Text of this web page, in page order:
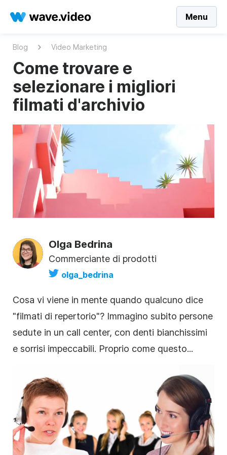
Menu
Blog Video Marketing
Come trovare e
selezionare i migliori
filmati d'archivio
Olga Bedrina
Commerciante di prodotti
olga_bedrina
Cosa vi viene in mente quando qualcuno dice
"filmati di repertorio"? Immagino subito persone
sedute in un call center, con denti bianchissimi
e sorrisi impeccabili. Proprio come questo...